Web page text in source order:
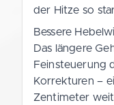
der Hitze so
Bessere
Das längere
Feinsteuerung
Korrekturen –
Zentimeter